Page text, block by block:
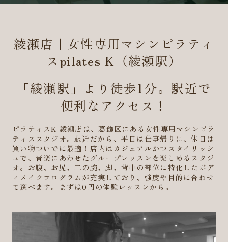
綾瀬店｜女性専用マシンピラティ
スpilates K（綾瀬駅）
「綾瀬駅」より徒歩1分。駅近で
便利なアクセス！
ピラティスK 綾瀬店は、葛飾区にある女性専用マシンピラ
ティススタジオ。駅近だから、平日は仕事帰りに、休日は
買い物ついでに最適！店内はカジュアルかつスタイリッシ
ュで、音楽にあわせたグループレッスンを楽しめるスタジ
オ。お腹、お尻、二の腕、脚、背中の部位に特化したボデ
ィメイクプログラムが充実しており、強度や目的に合わせ
て選べます。まずは0円の体験レッスンから。